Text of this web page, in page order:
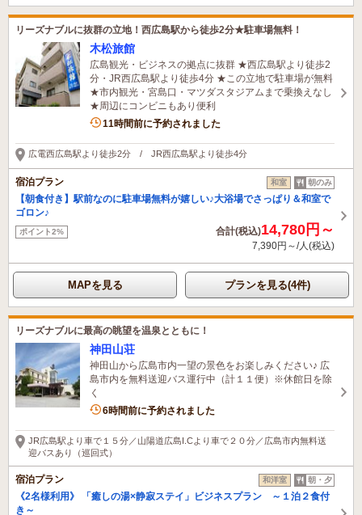
リーズナブルに抜群の立地！西広島駅から徒歩2分★駐車場無料！
木松旅館
広島観光・ビジネスの拠点に抜群 ★西広島駅より徒歩2
分・JR西広島駅より徒歩4分 ★この立地で駐車場が無料
★市内観光・宮島口・マツダスタジアムまで乗換えなし
★周辺にコンビニもあり便利
11時間前に予約されました
広電西広島駅より徒歩2分 / JR西広島駅より徒歩4分
宿泊プラン 和室 朝のみ
【朝食付き】駅前なのに駐車場無料が嬉しい♪大浴場でさっぱり＆和室で
ゴロン♪
ポイント2% 合計(税込)14,780円～
7,390円～/人(税込)
MAPを見る プランを見る(4件)
リーズナブルに最高の眺望を温泉とともに！
神田山荘
神田山から広島市内一望の景色をお楽しみください♪ 広
島市内を無料送迎バス運行中（計１１便）※休館日を除
く
6時間前に予約されました
JR広島駅より車で１５分／山陽道広島I.Cより車で２０分／広島市内無料送
迎バスあり（巡回式）
宿泊プラン 和洋室 朝・夕
《2名様利用》 「癒しの湯×静寂ステイ」ビジネスプラン ～１泊２食付
き～